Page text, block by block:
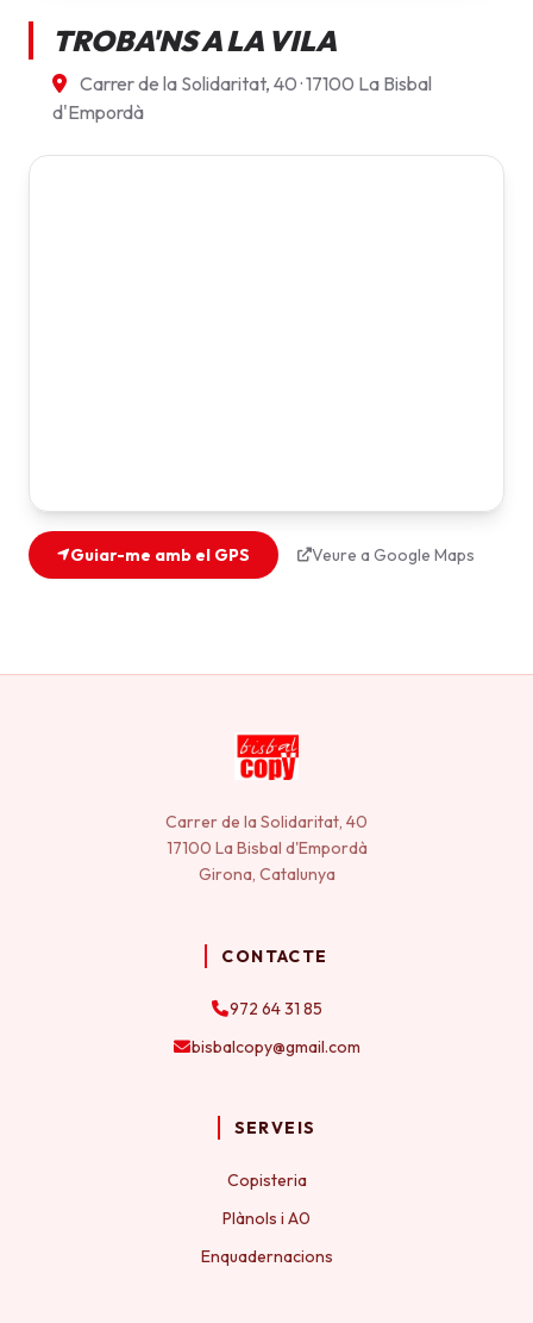
TROBA'NS A LA VILA
Carrer de la Solidaritat, 40 · 17100 La Bisbal
d'Empordà
Guiar-me amb el GPS Veure a Google Maps
Carrer de la Solidaritat, 40
17100 La Bisbal d'Empordà
Girona, Catalunya
CONTACTE
972 64 31 85
bisbalcopy@gmail.com
SERVEIS
Copisteria
Plànols i A0
Enquadernacions